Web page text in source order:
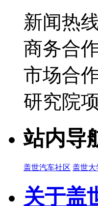
新闻热
商务合
市场合
研究院
站内导
盖世汽车社区 盖世大
关于盖